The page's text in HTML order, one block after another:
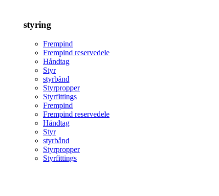
styring
Frempind
Frempind reservedele
Håndtag
Styr
styrbånd
Styrpropper
Styrfittings
Frempind
Frempind reservedele
Håndtag
Styr
styrbånd
Styrpropper
Styrfittings